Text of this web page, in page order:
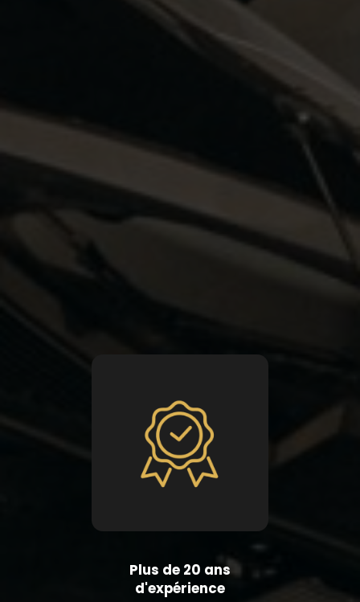
Plus de 20 ans
d'expérience